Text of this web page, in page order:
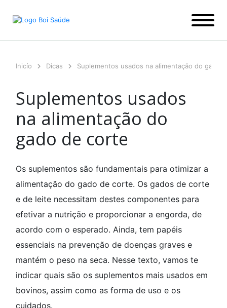
para
Inicío Dicas Suplementos usados na alimentação do gado
Suplementos usados
na alimentação do
gado de corte
Os suplementos são fundamentais para otimizar a
alimentação do gado de corte. Os gados de corte
e de leite necessitam destes componentes para
efetivar a nutrição e proporcionar a engorda, de
acordo com o esperado. Ainda, tem papéis
essenciais na prevenção de doenças graves e
mantém o peso na seca. Nesse texto, vamos te
indicar quais são os suplementos mais usados em
bovinos, assim como as forma de uso e os
cuidados.